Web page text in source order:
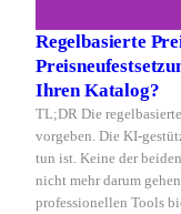
Regelbasierte
Ihren Katalog?
TL;DR Die
vorgeben. Die KI-
tun ist. Keine der
nicht mehr darum
professionellen Tools